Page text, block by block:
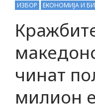
ИЗБОР ЕКОНОМИЈА И
чинат
милион